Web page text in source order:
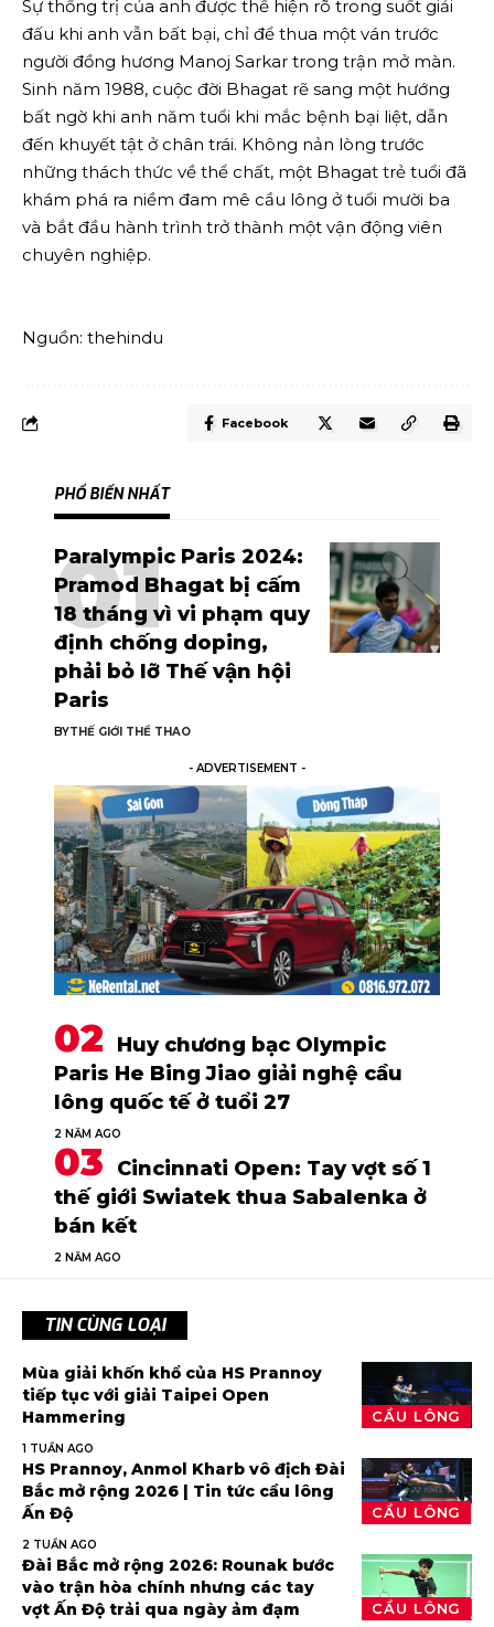
Sự thống trị của anh được thể hiện rõ trong suốt giải
đấu khi anh vẫn bất bại, chỉ để thua một ván trước
người đồng hương Manoj Sarkar trong trận mở màn.
Sinh năm 1988, cuộc đời Bhagat rẽ sang một hướng
bất ngờ khi anh năm tuổi khi mắc bệnh bại liệt, dẫn
đến khuyết tật ở chân trái. Không nản lòng trước
những thách thức về thể chất, một Bhagat trẻ tuổi đã
khám phá ra niềm đam mê cầu lông ở tuổi mười ba
và bắt đầu hành trình trở thành một vận động viên
chuyên nghiệp.
Nguồn: thehindu
Facebook
PHỔ BIẾN NHẤT
Paralympic Paris 2024:
Pramod Bhagat bị cấm
18 tháng vì vi phạm quy
định chống doping,
phải bỏ lỡ Thế vận hội
Paris
BYTHẾ GIỚI THỂ THAO
- ADVERTISEMENT -
Huy chương bạc Olympic
Paris He Bing Jiao giải nghệ cầu
lông quốc tế ở tuổi 27
2 NĂM AGO
Cincinnati Open: Tay vợt số 1
thế giới Swiatek thua Sabalenka ở
bán kết
2 NĂM AGO
TIN CÙNG LOẠI
CẦU LÔNG
Mùa giải khốn khổ của HS Prannoy
tiếp tục với giải Taipei Open
Hammering
1 TUẦN AGO
CẦU LÔNG
HS Prannoy, Anmol Kharb vô địch Đài
Bắc mở rộng 2026 | Tin tức cầu lông
Ấn Độ
2 TUẦN AGO
CẦU LÔNG
Đài Bắc mở rộng 2026: Rounak bước
vào trận hòa chính nhưng các tay
vợt Ấn Độ trải qua ngày ảm đạm